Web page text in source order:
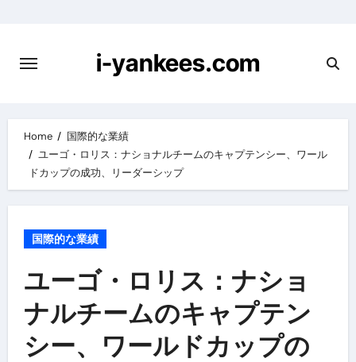
content
i-yankees.com
Home
国際的な業績
ユーゴ・ロリス：ナショナルチームのキャプテンシー、ワール
ドカップの成功、リーダーシップ
国際的な業績
ユーゴ・ロリス：ナショ
ナルチームのキャプテン
シー、ワールドカップの